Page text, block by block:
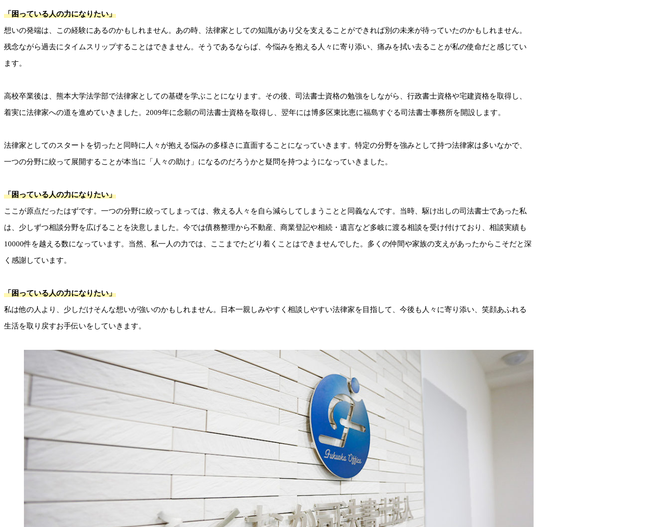
「困っている人の力になりたい」
想いの発端は、この経験にあるのかもしれません。あの時、法律家としての知識があり父を支えることができれば別の未来が待っていたのかもしれません。
残念ながら過去にタイムスリップすることはできません。そうであるならば、今悩みを抱える人々に寄り添い、痛みを拭い去ることが私の使命だと感じてい
ます。
高校卒業後は、熊本大学法学部で法律家としての基礎を学ぶことになります。その後、司法書士資格の勉強をしながら、行政書士資格や宅建資格を取得し、
着実に法律家への道を進めていきました。2009年に念願の司法書士資格を取得し、翌年には博多区東比恵に福島すぐる司法書士事務所を開設します。
法律家としてのスタートを切ったと同時に人々が抱える悩みの多様さに直面することになっていきます。特定の分野を強みとして持つ法律家は多いなかで、
一つの分野に絞って展開することが本当に「人々の助け」になるのだろうかと疑問を持つようになっていきました。
「困っている人の力になりたい」
ここが原点だったはずです。一つの分野に絞ってしまっては、救える人々を自ら減らしてしまうことと同義なんです。当時、駆け出しの司法書士であった私
は、少しずつ相談分野を広げることを決意しました。今では債務整理から不動産、商業登記や相続・遺言など多岐に渡る相談を受け付けており、相談実績も
10000件を越える数になっています。当然、私一人の力では、ここまでたどり着くことはできませんでした。多くの仲間や家族の支えがあったからこそだと深
く感謝しています。
「困っている人の力になりたい」
私は他の人より、少しだけそんな想いが強いのかもしれません。日本一親しみやすく相談しやすい法律家を目指して、今後も人々に寄り添い、笑顔あふれる
生活を取り戻すお手伝いをしていきます。